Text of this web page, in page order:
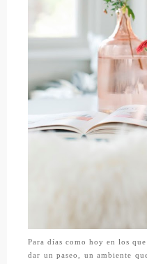
Para días como hoy en los
dar un paseo, un ambiente